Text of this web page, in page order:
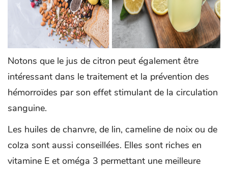
Notons que le jus de citron peut également être
intéressant dans le traitement et la prévention des
hémorroïdes par son effet stimulant de la circulation
sanguine.
Les huiles de chanvre, de lin, cameline de noix ou de
colza sont aussi conseillées. Elles sont riches en
vitamine E et oméga 3 permettant une meilleure